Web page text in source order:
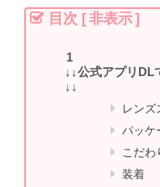
目次 [非表示]
↓↓公式アプリDL
↓↓
レンズ
パッケ
こだわ
装着